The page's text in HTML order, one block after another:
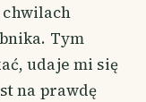
Tym
udaje mi się
na prawdę